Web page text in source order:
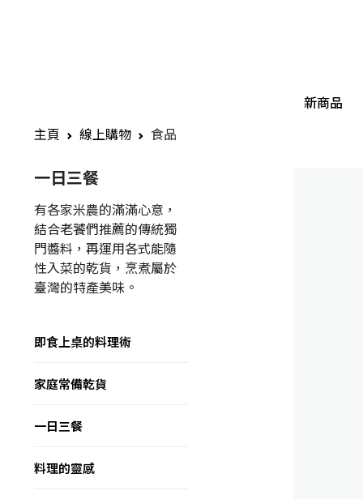
新商品
主頁
線上購物 食品
一日三餐
有各家米農的滿滿心意，
結合老饕們推薦的傳統獨
門醬料，再運用各式能隨
性入菜的乾貨，烹煮屬於
臺灣的特產美味。
即食上桌的料理術
家庭常備乾貨
一日三餐
料理的靈感